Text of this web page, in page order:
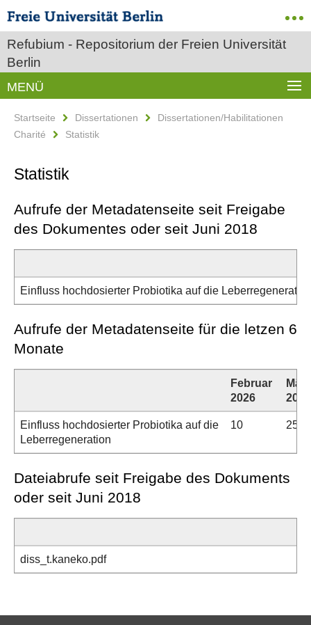
Refubium - Repositorium der Freien Universität
Berlin
MENÜ
Startseite Dissertationen
Dissertationen/Habilitationen
Charité
Statistik
Statistik
Aufrufe der Metadatenseite seit Freigabe
des Dokumentes oder seit Juni 2018
Einfluss hochdosierter Probiotika auf die
Aufrufe der Metadatenseite für die letzen 6
Monate
Februar
2026
März
2026
Einfluss hochdosierter Probiotika auf die
Leberregeneration
10 25
Dateiabrufe seit Freigabe des Dokuments
oder seit Juni 2018
diss_t.kaneko.pdf